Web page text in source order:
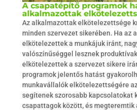
A csapatépítő programok
alkalmazottak
Az alkalmazottak elkötelezettsége
minden szervezet sikerében. Ha az
elkötelezettek a munkájuk iránt,
valószínűséggel lesznek
elkötelezettek a szervezet sikere
programok jelentős hatást
munkavállalók elkötelezettségére
segítenek szorosabb kapcsolatokat
csapattagok között, és megteremtik